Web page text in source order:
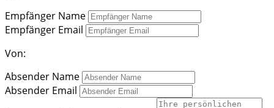
Empfänger Name
Empfänger Email
Von:
Absender Name
Absender Email